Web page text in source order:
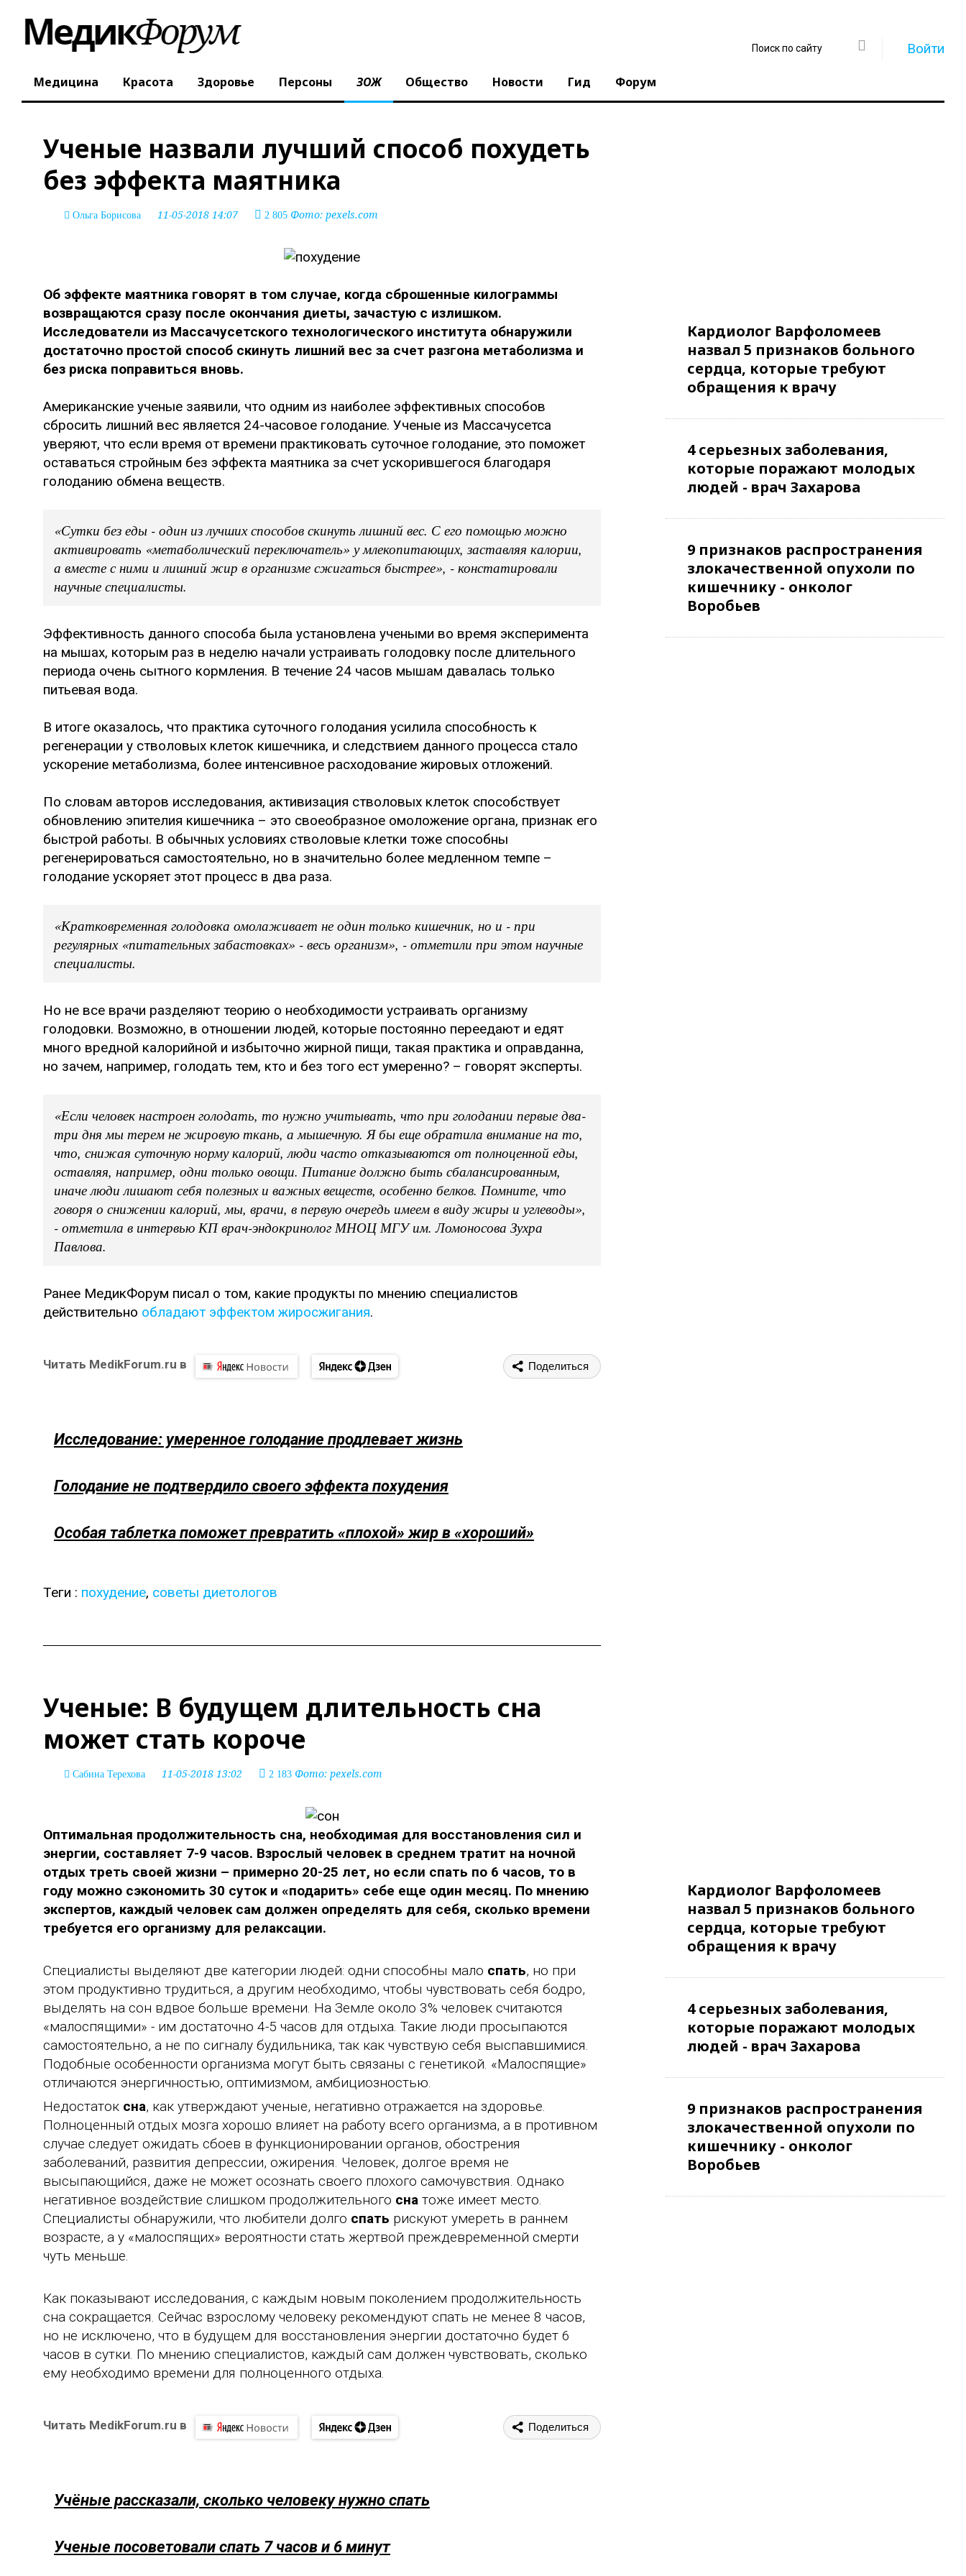
Войти
Медицина Красота Здоровье Персоны ЗОЖ Общество Новости Гид Форум
Ученые назвали лучший способ похудеть
без эффекта маятника
Ольга Борисова 11-05-2018 14:07 2 805 Фото: pexels.com
Об эффекте маятника говорят в том случае, когда сброшенные килограммы
возвращаются сразу после окончания диеты, зачастую с излишком.
Исследователи из Массачусетского технологического института обнаружили
достаточно простой способ скинуть лишний вес за счет разгона метаболизма и
без риска поправиться вновь.
Американские ученые заявили, что одним из наиболее эффективных способов
сбросить лишний вес является 24-часовое голодание. Ученые из Массачусетса
уверяют, что если время от времени практиковать суточное голодание, это поможет
оставаться стройным без эффекта маятника за счет ускорившегося благодаря
голоданию обмена веществ.
«Сутки без еды - один из лучших способов скинуть лишний вес. С его помощью можно
активировать «метаболический переключатель» у млекопитающих, заставляя калории,
а вместе с ними и лишний жир в организме сжигаться быстрее», - констатировали
научные специалисты.
Эффективность данного способа была установлена учеными во время эксперимента
на мышах, которым раз в неделю начали устраивать голодовку после длительного
периода очень сытного кормления. В течение 24 часов мышам давалась только
питьевая вода.
В итоге оказалось, что практика суточного голодания усилила способность к
регенерации у стволовых клеток кишечника, и следствием данного процесса стало
ускорение метаболизма, более интенсивное расходование жировых отложений.
По словам авторов исследования, активизация стволовых клеток способствует
обновлению эпителия кишечника – это своеобразное омоложение органа, признак его
быстрой работы. В обычных условиях стволовые клетки тоже способны
регенерироваться самостоятельно, но в значительно более медленном темпе –
голодание ускоряет этот процесс в два раза.
«Кратковременная голодовка омолаживает не один только кишечник, но и - при
регулярных «питательных забастовках» - весь организм», - отметили при этом научные
специалисты.
Но не все врачи разделяют теорию о необходимости устраивать организму
голодовки. Возможно, в отношении людей, которые постоянно переедают и едят
много вредной калорийной и избыточно жирной пищи, такая практика и оправданна,
но зачем, например, голодать тем, кто и без того ест умеренно? – говорят эксперты.
«Если человек настроен голодать, то нужно учитывать, что при голодании первые два-
три дня мы терем не жировую ткань, а мышечную. Я бы еще обратила внимание на то,
что, снижая суточную норму калорий, люди часто отказываются от полноценной еды,
оставляя, например, одни только овощи. Питание должно быть сбалансированным,
иначе люди лишают себя полезных и важных веществ, особенно белков. Помните, что
говоря о снижении калорий, мы, врачи, в первую очередь имеем в виду жиры и углеводы»,
- отметила в интервью КП врач-эндокринолог МНОЦ МГУ им. Ломоносова Зухра
Павлова.
Ранее МедикФорум писал о том, какие продукты по мнению специалистов
действительно обладают эффектом жиросжигания.
Читать MedikForum.ru в Поделиться
Исследование: умеренное голодание продлевает жизнь
Голодание не подтвердило своего эффекта похудения
Особая таблетка поможет превратить «плохой» жир в «хороший»
Теги : похудение, советы диетологов
Кардиолог Варфоломеев
назвал 5 признаков больного
сердца, которые требуют
обращения к врачу
4 серьезных заболевания,
которые поражают молодых
людей - врач Захарова
9 признаков распространения
злокачественной опухоли по
кишечнику - онколог
Воробьев
Ученые: В будущем длительность сна
может стать короче
Сабина Терехова 11-05-2018 13:02 2 183 Фото: pexels.com
Оптимальная продолжительность сна, необходимая для восстановления сил и
энергии, составляет 7-9 часов. Взрослый человек в среднем тратит на ночной
отдых треть своей жизни – примерно 20-25 лет, но если спать по 6 часов, то в
году можно сэкономить 30 суток и «подарить» себе еще один месяц. По мнению
экспертов, каждый человек сам должен определять для себя, сколько времени
требуется его организму для релаксации.
Специалисты выделяют две категории людей: одни способны мало спать, но при
этом продуктивно трудиться, а другим необходимо, чтобы чувствовать себя бодро,
выделять на сон вдвое больше времени. На Земле около 3% человек считаются
«малоспящими» - им достаточно 4-5 часов для отдыха. Такие люди просыпаются
самостоятельно, а не по сигналу будильника, так как чувствую себя выспавшимися.
Подобные особенности организма могут быть связаны с генетикой. «Малоспящие»
отличаются энергичностью, оптимизмом, амбициозностью.
Недостаток сна, как утверждают ученые, негативно отражается на здоровье.
Полноценный отдых мозга хорошо влияет на работу всего организма, а в противном
случае следует ожидать сбоев в функционировании органов, обострения
заболеваний, развития депрессии, ожирения. Человек, долгое время не
высыпающийся, даже не может осознать своего плохого самочувствия. Однако
негативное воздействие слишком продолжительного сна тоже имеет место.
Специалисты обнаружили, что любители долго спать рискуют умереть в раннем
возрасте, а у «малоспящих» вероятности стать жертвой преждевременной смерти
чуть меньше.
Как показывают исследования, с каждым новым поколением продолжительность
сна сокращается. Сейчас взрослому человеку рекомендуют спать не менее 8 часов,
но не исключено, что в будущем для восстановления энергии достаточно будет 6
часов в сутки. По мнению специалистов, каждый сам должен чувствовать, сколько
ему необходимо времени для полноценного отдыха.
Читать MedikForum.ru в Поделиться
Учёные рассказали, сколько человеку нужно спать
Ученые посоветовали спать 7 часов и 6 минут
Кардиолог Варфоломеев
назвал 5 признаков больного
сердца, которые требуют
обращения к врачу
4 серьезных заболевания,
которые поражают молодых
людей - врач Захарова
9 признаков распространения
злокачественной опухоли по
кишечнику - онколог
Воробьев